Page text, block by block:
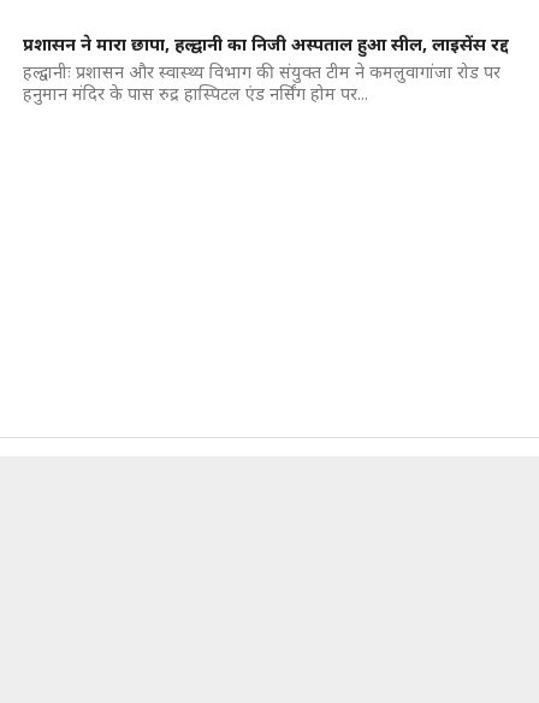
प्रशासन ने मारा छापा, हल्द्वानी का निजी अस्पताल हुआ सील, लाइसेंस रद्द
हल्द्वानीः प्रशासन और स्वास्थ्य विभाग की संयुक्त टीम ने कमलुवागांजा रोड पर
हनुमान मंदिर के पास रुद्र हास्पिटल एंड नर्सिंग होम पर...